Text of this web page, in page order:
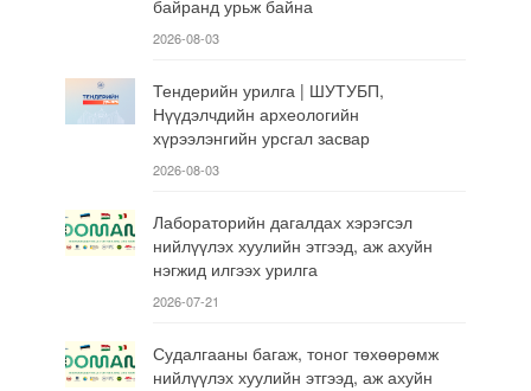
байранд урьж байна
2026-08-03
Тендерийн урилга | ШУТУБП,
Нүүдэлчдийн археологийн
хүрээлэнгийн урсгал засвар
2026-08-03
Лабораторийн дагалдах хэрэгсэл
нийлүүлэх хуулийн этгээд, аж ахуйн
нэгжид илгээх урилга
2026-07-21
Судалгааны багаж, тоног төхөөрөмж
нийлүүлэх хуулийн этгээд, аж ахуйн